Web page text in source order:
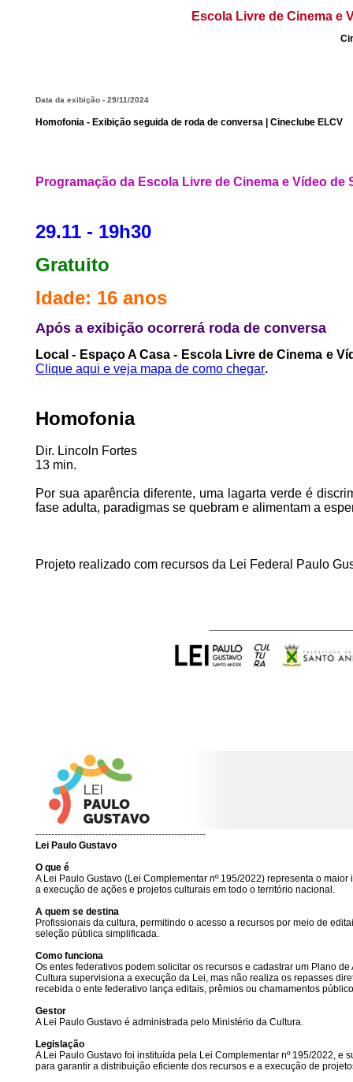
Escola Livre de Cinema e
Data da exibição - 29/11/2024
Homofonia - Exibição seguida de roda de conversa | Cineclube ELCV
Programação da Escola Livre de Cinema e Vídeo
29.11 - 19h30
Gratuito
Idade: 16 anos
Após a exibição ocorrerá roda de conversa
Local - Espaço A Casa - Escola Livre de Cinema e
Clique aqui e veja mapa de como chegar.
Homofonia
Dir. Lincoln Fortes
13 min.
Por sua aparência diferente, uma lagarta verde é
fase adulta, paradigmas se quebram e alimentam a
Projeto realizado com recursos da Lei Federal Paulo
------------------------------------------------------
Lei Paulo Gustavo
O que é
A Lei Paulo Gustavo (Lei Complementar nº 195/2022) representa o
a execução de ações e projetos culturais em todo o território nacional.
A quem se destina
Profissionais da cultura, permitindo o acesso a recursos por meio de
seleção pública simplificada.
Como funciona
Os entes federativos podem solicitar os recursos e cadastrar um Plano
Cultura supervisiona a execução da Lei, mas não realiza os repasses
recebida o ente federativo lança editais, prêmios ou chamamentos
Gestor
A Lei Paulo Gustavo é administrada pelo Ministério da Cultura.
Legislação
A Lei Paulo Gustavo foi instituída pela Lei Complementar nº 195/2022,
para garantir a distribuição eficiente dos recursos e a execução de